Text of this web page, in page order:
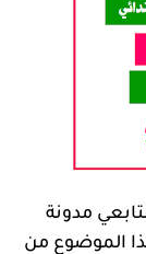
مدونة
الموضوع من